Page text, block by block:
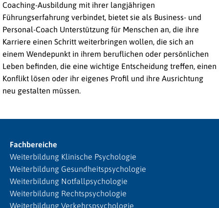
Coaching-Ausbildung mit ihrer langjährigen
Führungserfahrung verbindet, bietet sie als Business- und
Personal-Coach Unterstützung für Menschen an, die ihre
Karriere einen Schritt weiterbringen wollen, die sich an
einem Wendepunkt in ihrem beruflichen oder persönlichen
Leben befinden, die eine wichtige Entscheidung treffen, einen
Konflikt lösen oder ihr eigenes Profil und ihre Ausrichtung
neu gestalten müssen.
Fachbereiche
Weiterbildung Klinische Psychologie
Weiterbildung Gesundheitspsychologie
Weiterbildung Notfallpsychologie
Weiterbildung Rechtspsychologie
Weiterbildung Verkehrspsychologie